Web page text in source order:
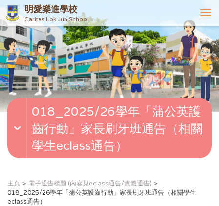
明愛樂進學校
Caritas Lok Jun School
T
o
g
g
l
e
n
v
i
018_2025/26學年「蒲公英護
齒行動」家長刷牙班通告（相關
學生eclass通告）
主頁
電子通告標題 (內容見eclass通告/實體通告)
018_2025/26學年「蒲公英護齒行動」家長刷牙班通告（相關學生
eclass通告）